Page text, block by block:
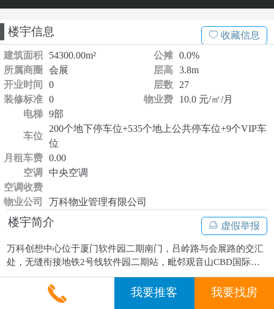
收藏信息
楼宇信息
建筑面积 54300.00m² 公摊 0.0%
所属商圈
会展 层高 3.8m
开业时间
0 层数
27
装修标准 0 物业费
10.0 元/㎡/月
电梯 9部
车位
200个地下停车位+535个地上公共停车位+9个VIP车
位
月租车费 0.00
空调
中央空调
空调收费
物业公司
万科物业管理有限公司
虚假举报
楼宇简介
万科创想中心位于厦门软件园二期南门，吕岭路与会展路的交汇
处，无缝衔接地铁2号线软件园二期站，毗邻观音山CBD国际商
务营运中心，畅享山海盛景和繁华商圈。建筑外观整体以“船”为
概念造型，展示坚毅而静美的空间气魄，映射乘风破浪般的建筑
精神力。现代中不失温度，轻奢里独藏意境。项目2017年5月竣
我要推客 我要找房